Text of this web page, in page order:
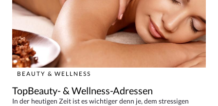
BEAUTY & WELLNESS
TopBeauty- & Wellness-Adressen
In der heutigen Zeit ist es wichtiger denn je, dem stressigen